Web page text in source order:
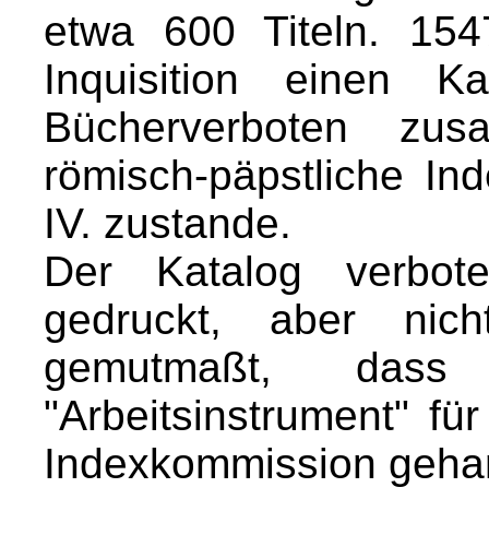
etwa 600 Titeln.
Inquisition einen
Bücherverboten
römisch-päpstliche
IV. zustande.
Der Katalog
gedruckt, aber
gemutmaßt,
"Arbeitsinstrument"
Indexkommission